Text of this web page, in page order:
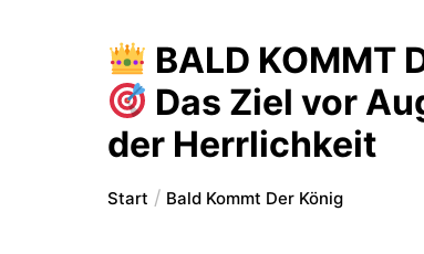
BALD KOMMT
Das Ziel vor
der Herrlichkeit
Start Bald Kommt Der König